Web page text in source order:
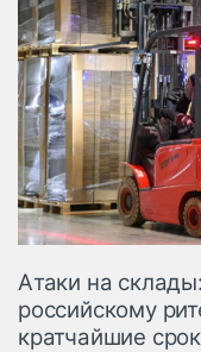
Атаки на
российскому
кратчайшие